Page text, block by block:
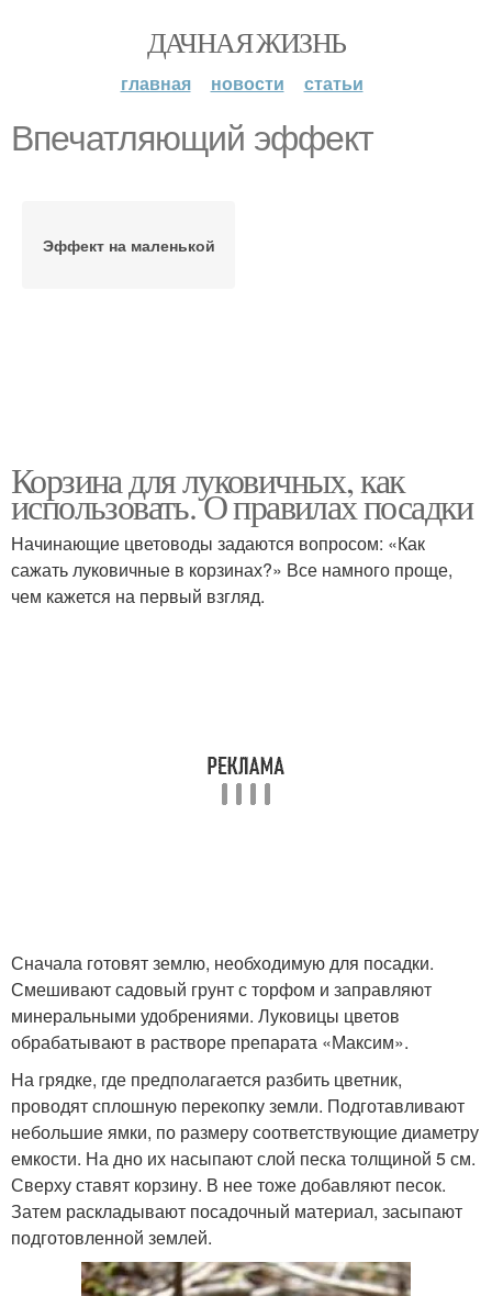
ДАЧНАЯ ЖИЗНЬ
главная новости статьи
Впечатляющий эффект
Эффект на маленькой
Корзина для луковичных, как
использовать. О правилах посадки
Начинающие цветоводы задаются вопросом: «Как
сажать луковичные в корзинах?» Все намного проще,
чем кажется на первый взгляд.
Сначала готовят землю, необходимую для посадки.
Смешивают садовый грунт с торфом и заправляют
минеральными удобрениями. Луковицы цветов
обрабатывают в растворе препарата «Максим».
На грядке, где предполагается разбить цветник,
проводят сплошную перекопку земли. Подготавливают
небольшие ямки, по размеру соответствующие диаметру
емкости. На дно их насыпают слой песка толщиной 5 см.
Сверху ставят корзину. В нее тоже добавляют песок.
Затем раскладывают посадочный материал, засыпают
подготовленной землей.